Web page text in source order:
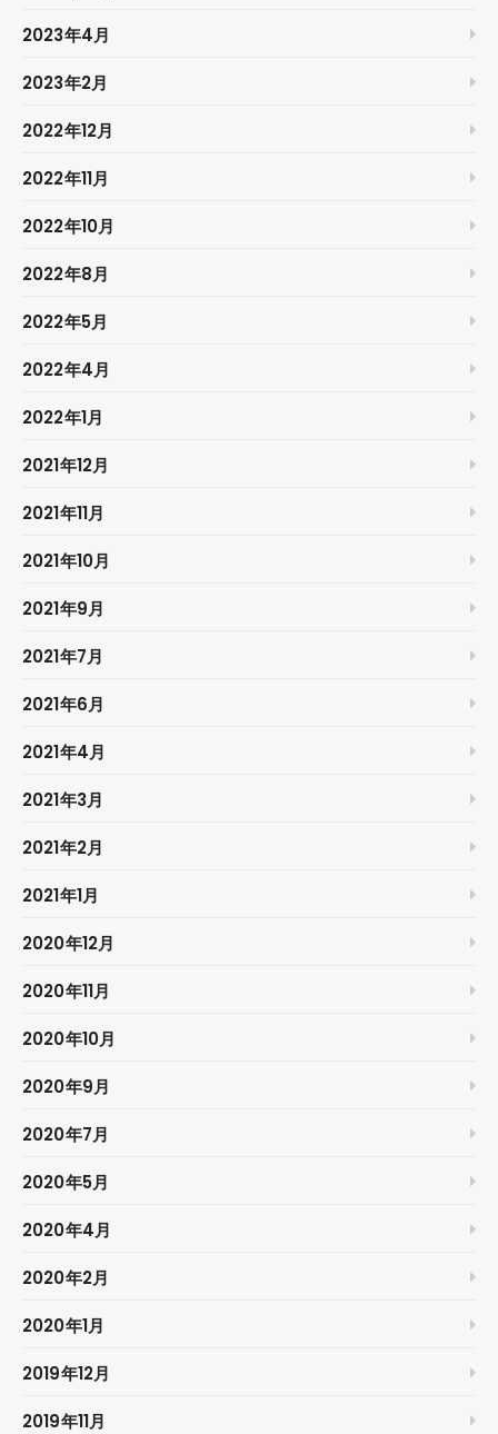
2023年4月
2023年2月
2022年12月
2022年11月
2022年10月
2022年8月
2022年5月
2022年4月
2022年1月
2021年12月
2021年11月
2021年10月
2021年9月
2021年7月
2021年6月
2021年4月
2021年3月
2021年2月
2021年1月
2020年12月
2020年11月
2020年10月
2020年9月
2020年7月
2020年5月
2020年4月
2020年2月
2020年1月
2019年12月
2019年11月